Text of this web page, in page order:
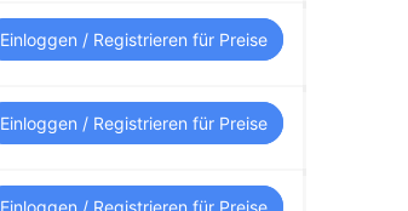
Einloggen / Registrieren für Preise
Einloggen / Registrieren für Preise
Einloggen / Registrieren für Preise